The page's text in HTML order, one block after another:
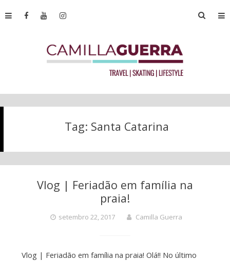
Tag: Santa Catarina
Vlog | Feriadão em família na
praia!
setembro 22, 2017 Camilla Guerra
Vlog | Feriadão em família na praia! Olá!! No último